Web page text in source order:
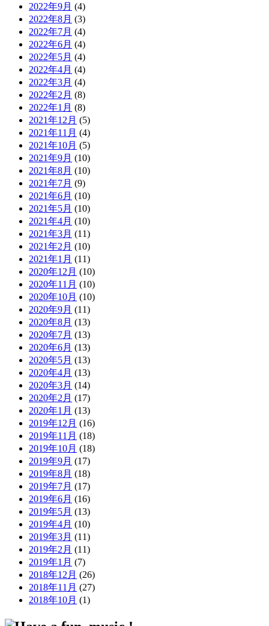
2022年9月 (4)
2022年8月 (3)
2022年7月 (4)
2022年6月 (4)
2022年5月 (4)
2022年4月 (4)
2022年3月 (4)
2022年2月 (8)
2022年1月 (8)
2021年12月 (5)
2021年11月 (4)
2021年10月 (5)
2021年9月 (10)
2021年8月 (10)
2021年7月 (9)
2021年6月 (10)
2021年5月 (10)
2021年4月 (10)
2021年3月 (11)
2021年2月 (10)
2021年1月 (11)
2020年12月 (10)
2020年11月 (10)
2020年10月 (10)
2020年9月 (11)
2020年8月 (13)
2020年7月 (13)
2020年6月 (13)
2020年5月 (13)
2020年4月 (13)
2020年3月 (14)
2020年2月 (17)
2020年1月 (13)
2019年12月 (16)
2019年11月 (18)
2019年10月 (18)
2019年9月 (17)
2019年8月 (18)
2019年7月 (17)
2019年6月 (16)
2019年5月 (13)
2019年4月 (10)
2019年3月 (11)
2019年2月 (11)
2019年1月 (7)
2018年12月 (26)
2018年11月 (27)
2018年10月 (1)